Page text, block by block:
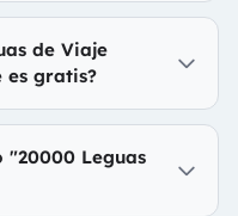
de Viaje
es gratis?
"20000 Leguas